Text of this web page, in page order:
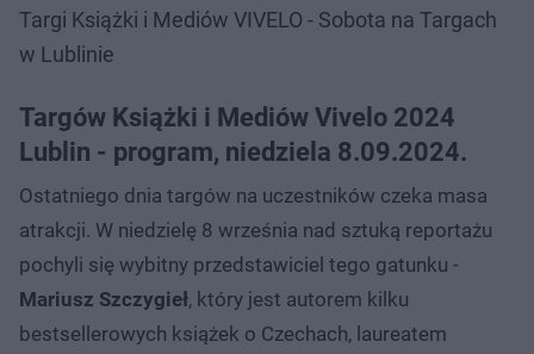
Targi Książki i Mediów VIVELO - Sobota na Targach
w Lublinie
Targów Książki i Mediów Vivelo 2024
Lublin - program, niedziela 8.09.2024.
Ostatniego dnia targów na uczestników czeka masa
atrakcji. W niedzielę 8 września nad sztuką reportażu
pochyli się wybitny przedstawiciel tego gatunku -
Mariusz Szczygieł, który jest autorem kilku
bestsellerowych książek o Czechach, laureatem